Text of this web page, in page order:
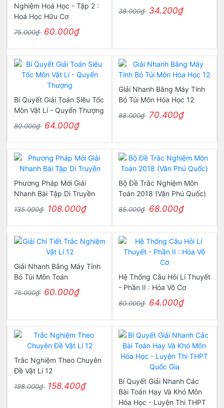
Nghiệm Hoá Học - Tập 2 :
Hoá Học Hữu Cơ
75.000₫ 60.000₫
38.000₫ 34.200₫
Bí Quyết Giải Toán Siêu Tốc
Môn Vật Lí - Quyển Thượng
80.000₫ 64.000₫
Giải Nhanh Bằng Máy Tính
Bỏ Túi Môn Hóa Học 12
88.000₫ 70.400₫
Phương Pháp Mới Giải
Nhanh Bài Tập Di Truyền
135.000₫ 108.000₫
Bộ Đề Trắc Nghiệm Môn
Toán 2018 (Văn Phú Quốc)
85.000₫ 68.000₫
Giải Nhanh Bằng Máy Tính
Bỏ Túi Môn Toán
75.000₫ 60.000₫
Hệ Thống Câu Hỏi Lí Thuyết
- Phần II : Hóa Vô Cơ
80.000₫ 64.000₫
Trắc Nghiệm Theo Chuyên
Đề Vật Lí 12
198.000₫ 158.400₫
Bí Quyết Giải Nhanh Các
Bài Toán Hay Và Khó Môn
Hóa Học - Luyện Thi THPT